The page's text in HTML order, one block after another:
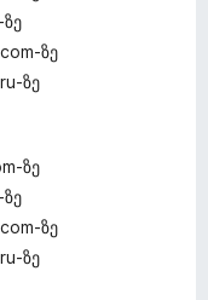
ზე
ზე
ზე
ზე
ზე